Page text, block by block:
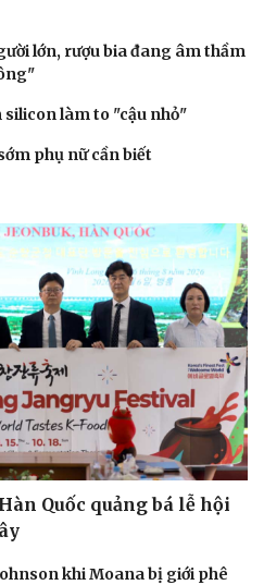
Giải trí
Nghệ sĩ
Thời trang
lớn, rượu bia đang âm thầm
silicon làm to "cậu nhỏ"
phụ nữ cần biết
Quốc quảng bá lễ hội
khi Moana bị giới phê